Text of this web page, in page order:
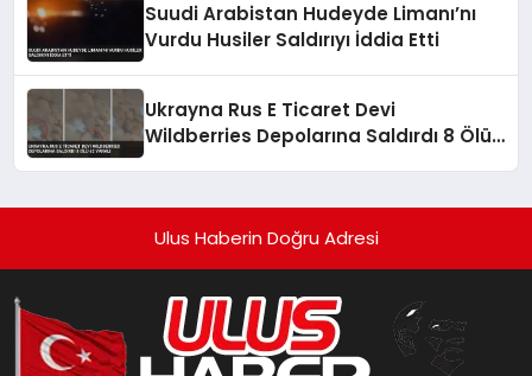
Suudi Arabistan Hudeyde Limanı’nı
Vurdu Husiler Saldırıyı İddia Etti
Ukrayna Rus E Ticaret Devi
Wildberries Depolarına Saldırdı 8 Ölü
Ulus Haberin Doğru Adresi